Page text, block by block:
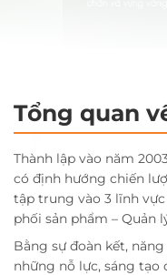
Tổng quan
Thành lập vào năm
có định hướng chiến
tập trung vào 3 lĩnh
phối sản phẩm – Quản
Bằng sự đoàn kết,
những nỗ lực, sáng tạo